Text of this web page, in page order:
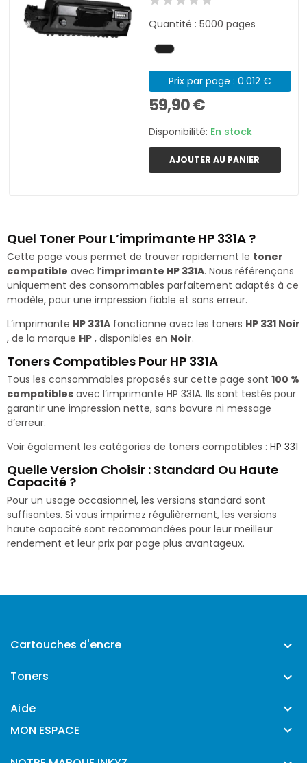
Quantité : 5000 pages
Prix par page : 0.012 €
59,90 €
Disponibilité: En stock
AJOUTER AU PANIER
Quel Toner Pour L’imprimante HP 331A ?
Cette page vous permet de trouver rapidement le toner
compatible avec l’imprimante HP 331A. Nous référençons
uniquement des consommables parfaitement adaptés à ce
modèle, pour une impression fiable et sans erreur.
L’imprimante HP 331A fonctionne avec les toners HP 331 Noir
, de la marque HP , disponibles en Noir.
Toners Compatibles Pour HP 331A
Tous les consommables proposés sur cette page sont 100 %
compatibles avec l’imprimante HP 331A. Ils sont testés pour
garantir une impression nette, sans bavure ni message
d’erreur.
Voir également les catégories de toners compatibles : HP 331
Quelle Version Choisir : Standard Ou Haute
Capacité ?
Pour un usage occasionnel, les versions standard sont
suffisantes. Si vous imprimez régulièrement, les versions
haute capacité sont recommandées pour leur meilleur
rendement et leur prix par page plus avantageux.
Cartouches d'encre 
Toners 
Aide 
MON ESPACE 